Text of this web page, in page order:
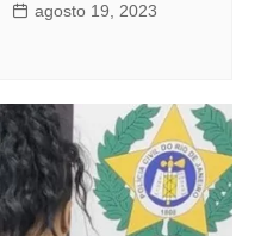
agosto 19, 2023